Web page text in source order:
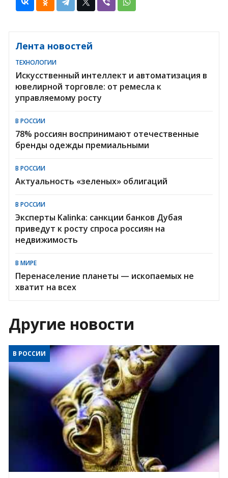
Лента новостей
ТЕХНОЛОГИИ
Искусственный интеллект и автоматизация в
ювелирной торговле: от ремесла к
управляемому росту
В РОССИИ
78% россиян воспринимают отечественные
бренды одежды премиальными
В РОССИИ
Актуальность «зеленых» облигаций
В РОССИИ
Эксперты Kalinka: санкции банков Дубая
приведут к росту спроса россиян на
недвижимость
В МИРЕ
Перенаселение планеты — ископаемых не
хватит на всех
Другие новости
В РОССИИ